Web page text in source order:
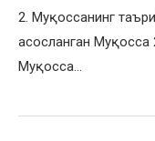
2. Муқоссанинг
асосланган Муқосса
Муқосса…